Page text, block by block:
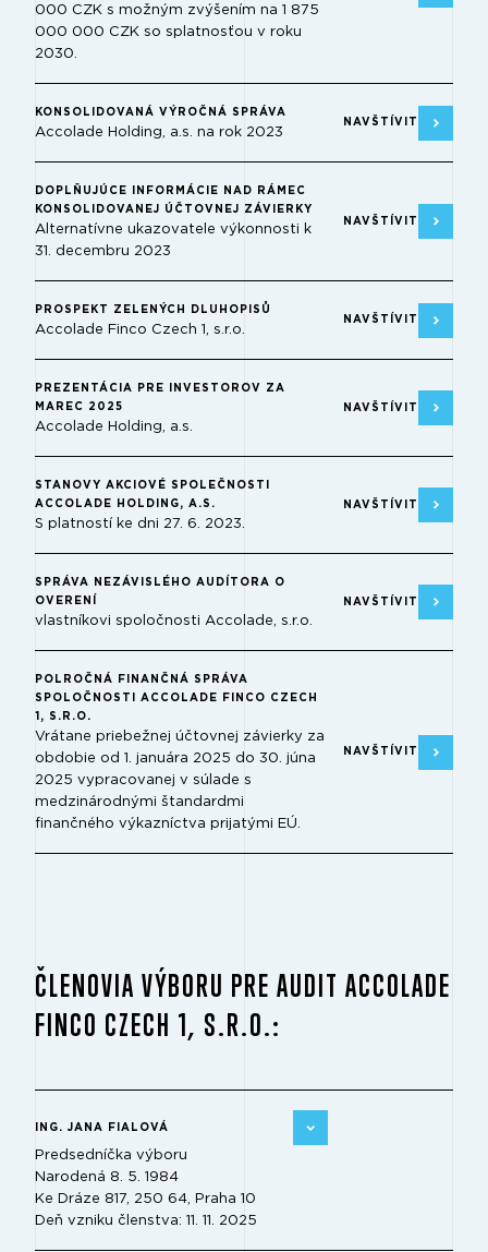
000 CZK s možným zvýšením na 1 875
000 000 CZK so splatnosťou v roku
2030.
KONSOLIDOVANÁ VÝROČNÁ SPRÁVA
Accolade Holding, a.s. na rok 2023
NAVŠTÍVIT
DOPLŇUJÚCE INFORMÁCIE NAD RÁMEC
KONSOLIDOVANEJ ÚČTOVNEJ ZÁVIERKY
Alternatívne ukazovatele výkonnosti k
31. decembru 2023
NAVŠTÍVIT
PROSPEKT ZELENÝCH DLUHOPISŮ
Accolade Finco Czech 1, s.r.o.
NAVŠTÍVIT
PREZENTÁCIA PRE INVESTOROV ZA
MAREC 2025
Accolade Holding, a.s.
NAVŠTÍVIT
STANOVY AKCIOVÉ SPOLEČNOSTI
ACCOLADE HOLDING, A.S.
S platností ke dni 27. 6. 2023.
NAVŠTÍVIT
SPRÁVA NEZÁVISLÉHO AUDÍTORA O
OVERENÍ
vlastníkovi spoločnosti Accolade, s.r.o.
NAVŠTÍVIT
POLROČNÁ FINANČNÁ SPRÁVA
SPOLOČNOSTI ACCOLADE FINCO CZECH
1, S.R.O.
Vrátane priebežnej účtovnej závierky za
obdobie od 1. januára 2025 do 30. júna
2025 vypracovanej v súlade s
medzinárodnými štandardmi
finančného výkazníctva prijatými EÚ.
NAVŠTÍVIT
ČLENOVIA VÝBORU PRE AUDIT ACCOLADE
FINCO CZECH 1, S.R.O.:
ING. JANA FIALOVÁ
Predsedníčka výboru
Narodená 8. 5. 1984
Ke Dráze 817, 250 64, Praha 10
Deň vzniku členstva: 11. 11. 2025